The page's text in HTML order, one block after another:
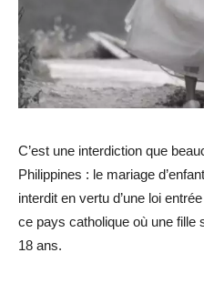
C’est une interdiction que
Philippines : le mariage
interdit en vertu d’une loi
ce pays catholique où une fille
18 ans.